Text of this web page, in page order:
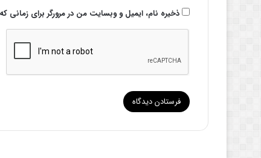
ذخیره نام، ایمیل و وبسایت من در مرورگر برای زمانی